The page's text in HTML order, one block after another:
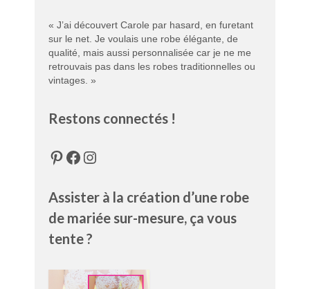
« J’ai découvert Carole par hasard, en furetant
sur le net. Je voulais une robe élégante, de
qualité, mais aussi personnalisée car je ne me
retrouvais pas dans les robes traditionnelles ou
vintages. »
Restons connectés !
Pinterest
Facebook
Instagram
Assister à la création d’une robe
de mariée sur-mesure, ça vous
tente ?